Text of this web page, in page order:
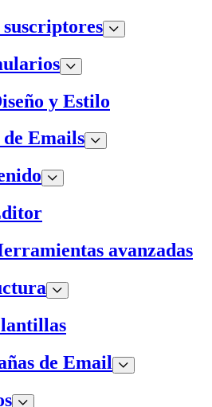
y Estilo
de Emails
avanzadas
de Email